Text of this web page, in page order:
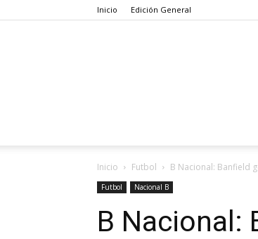
Inicio Edición General
Inicio Futbol B Nacional: Banfield
Futbol Nacional B
B Nacional: